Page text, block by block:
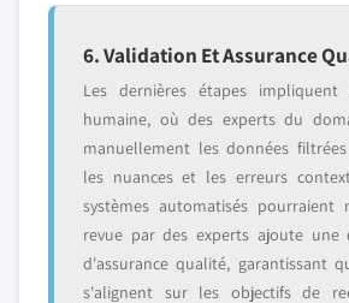
6. Validation Et Assurance
Les dernières étapes impliquent
humaine, où des experts du
manuellement les données
les nuances et les erreurs
systèmes automatisés pourraient
revue par des experts ajoute une
d'assurance qualité, garantissant
s'alignent sur les objectifs de